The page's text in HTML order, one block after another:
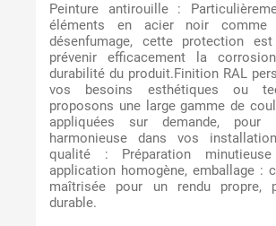
Peinture antirouille :
éléments en acier noir
désenfumage, cette protection
prévenir efficacement la
durabilité du produit.Finition RAL
vos besoins esthétiques ou
proposons une large gamme de
appliquées sur demande, pour
harmonieuse dans vos
qualité : Préparation
application homogène, emballage :
maîtrisée pour un rendu propre,
durable.